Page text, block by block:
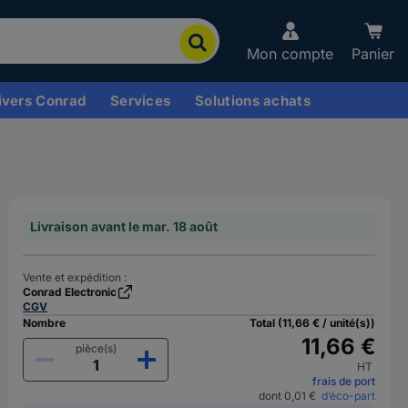
Mon compte Panier
Conrad Services Solutions achats
Livraison avant le mar. 18 août
Vente et expédition :
Conrad Electronic
CGV
Nombre
pièce(s)
Total (11,66 € / unité(s))
11,66 €
HT
frais de port
dont 0,01 € d’éco-part